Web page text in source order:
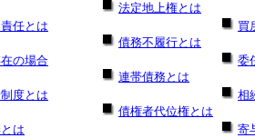
任とは
の場合
度とは
は
法定地上権とは
債務不履行とは
連帯債務とは
債権者代位権とは
買
委
相
寄